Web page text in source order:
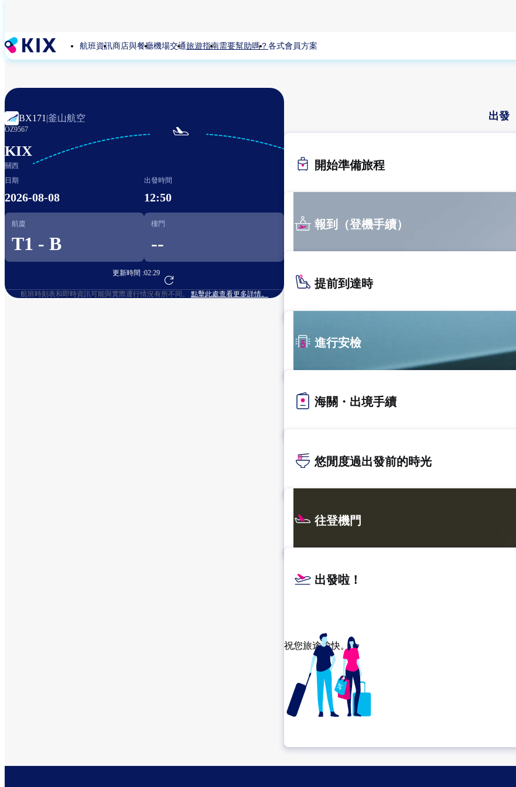
主
內
容
航班資訊商店與餐廳機場交通旅遊指南需要幫助嗎？ 各式會員方案
BX171 |釜山航空
OZ9567
KIX
關西

首爾
日期
2026-08-08
出發時間
12:50
航廈
T1 - B
樓門
--
更新時間 :02:29
前往航班預訂
航班時刻表和即時資訊可能與實際運行情況有所不同。 點擊此處查看更多詳情。
出發
開始準備旅程
報到（登機手續）
提前到達時
進行安檢
海關・出境手續
悠閒度過出發前的時光
往登機門
出發啦！
祝您旅途愉快。